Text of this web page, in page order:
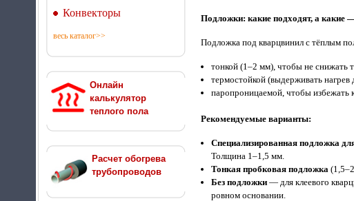
Конвекторы
весь каталог>>
Онлайн
калькулятор
теплого пола
Расчет обогрева
трубопроводов
Подложки: какие подходят, а какие
Подложка под кварцвинил с тёплым
тонкой (1–2 мм), чтобы не снижать
термостойкой (выдерживать нагрев
паропроницаемой, чтобы избежать
Рекомендуемые варианты:
Специализированная подложка
Толщина 1–1,5 мм.
Тонкая пробковая подложка
Без подложки — для клеевого
ровном основании.